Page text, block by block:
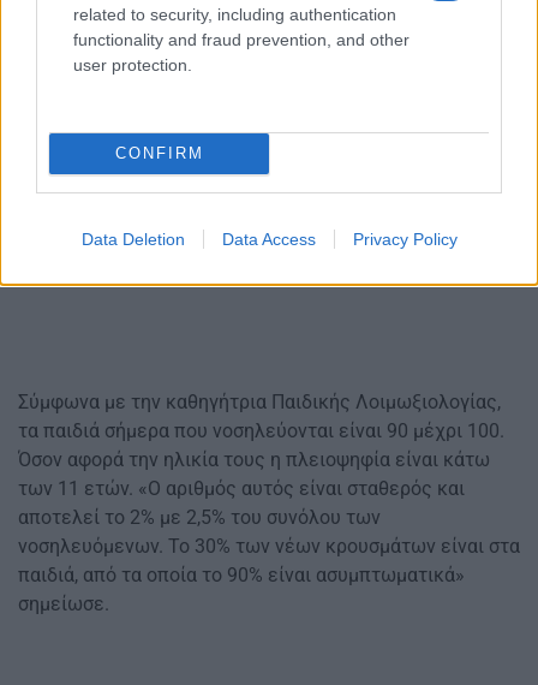
related to security, including authentication
functionality and fraud prevention, and other
user protection.
CONFIRM
Data Deletion Data Access Privacy Policy
Σύμφωνα με την καθηγήτρια Παιδικής Λοιμωξιολογίας,
τα παιδιά σήμερα που νοσηλεύονται είναι 90 μέχρι 100.
Όσον αφορά την ηλικία τους η πλειοψηφία είναι κάτω
των 11 ετών. «Ο αριθμός αυτός είναι σταθερός και
αποτελεί το 2% με 2,5% του συνόλου των
νοσηλευόμενων. Το 30% των νέων κρουσμάτων είναι στα
παιδιά, από τα οποία το 90% είναι ασυμπτωματικά»
σημείωσε.